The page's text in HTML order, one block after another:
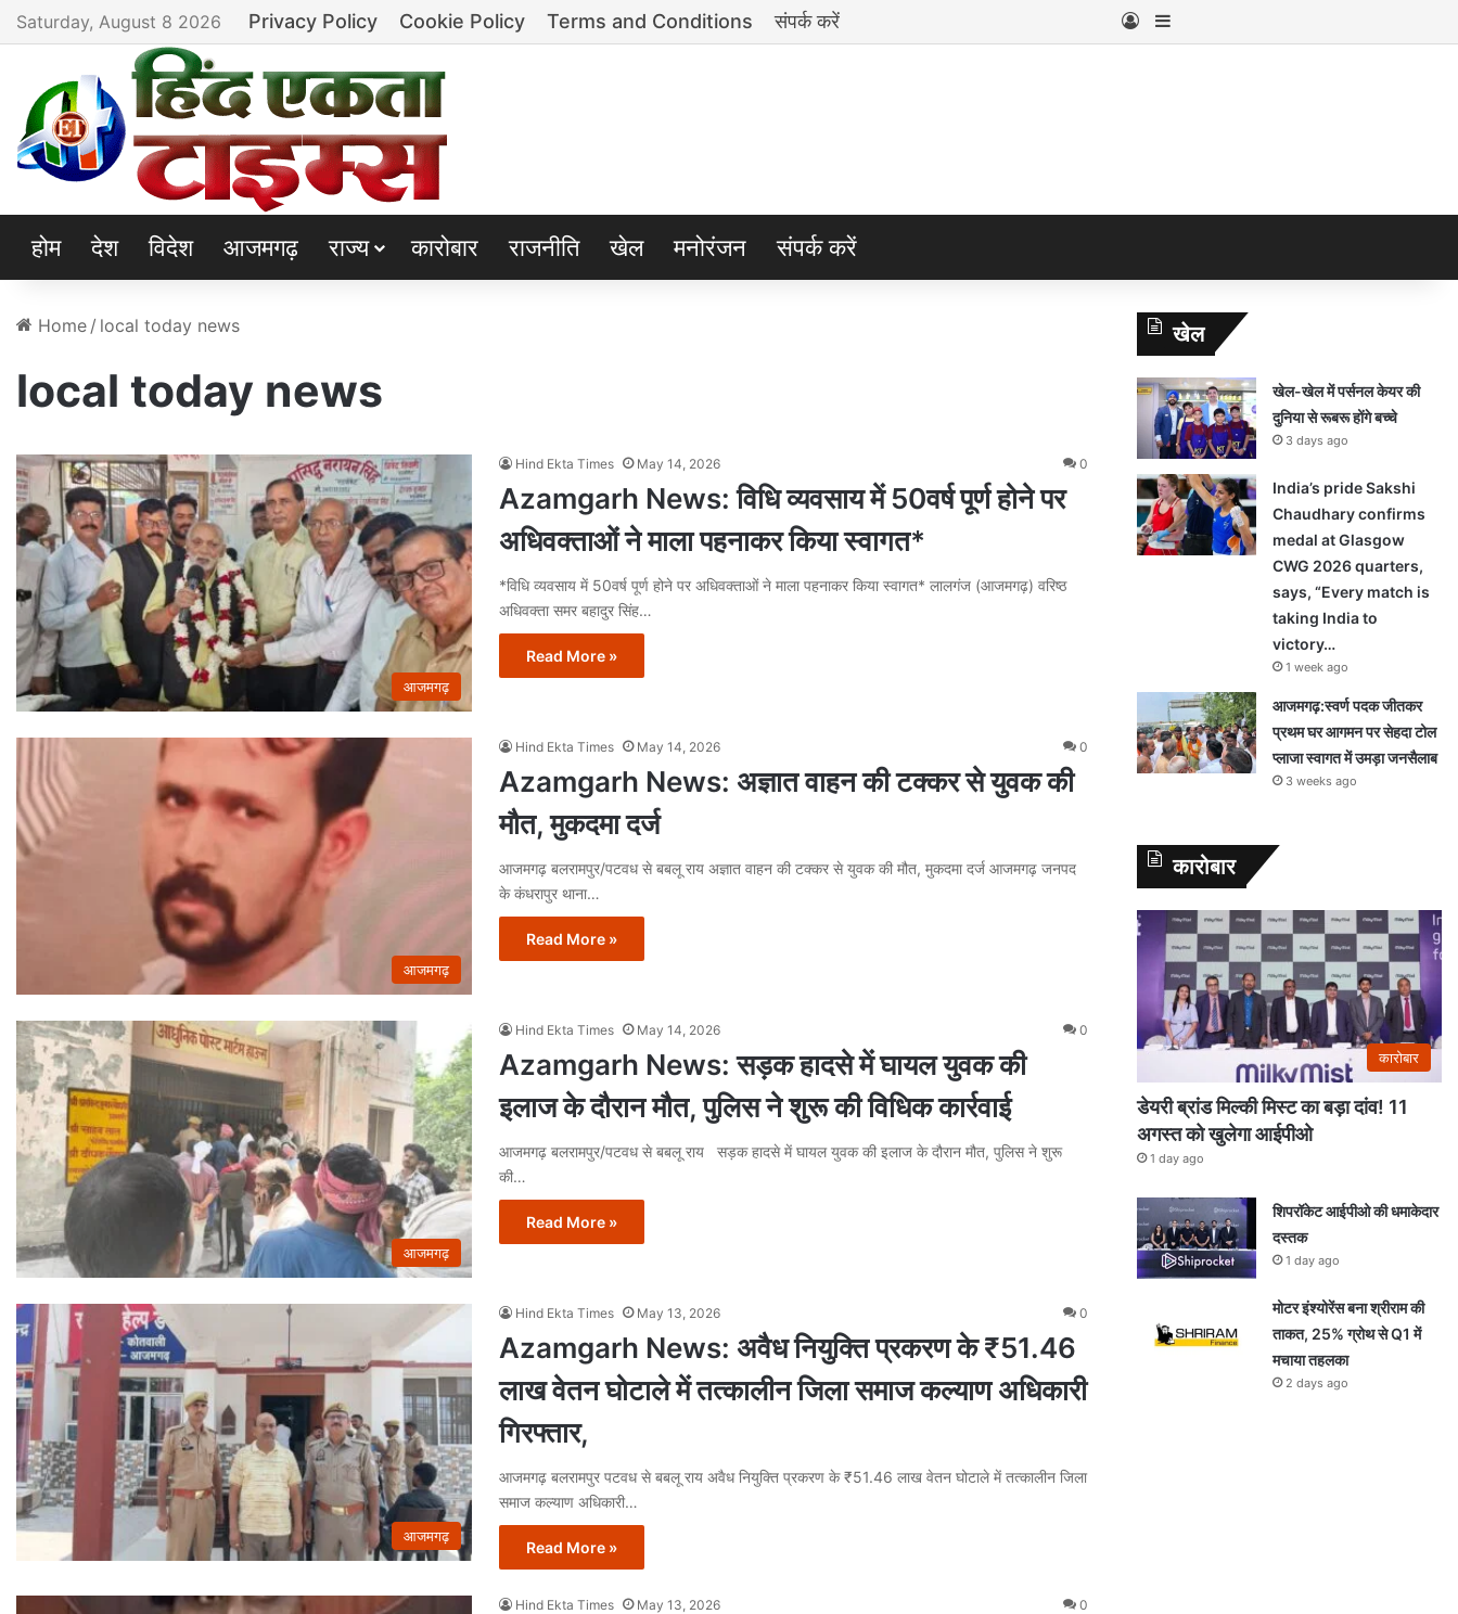
Saturday, August 8 2026 Privacy Policy Cookie Policy Terms and Conditions संपर्क करें Log InSidebar
होम देश विदेश आजमगढ़ राज्य कारोबार राजनीति खेल मनोरंजन संपर्क करें
Home / local today news
local today news
आजमगढ़
Hind Ekta Times May 14, 2026 0
Azamgarh News: विधि व्यवसाय में 50वर्ष पूर्ण होने पर
अधिवक्ताओं ने माला पहनाकर किया स्वागत*
*विधि व्यवसाय में 50वर्ष पूर्ण होने पर अधिवक्ताओं ने माला पहनाकर किया स्वागत* लालगंज (आजमगढ़) वरिष्ठ
अधिवक्ता समर बहादुर सिंह…
Read More »
आजमगढ़
Hind Ekta Times May 14, 2026 0
Azamgarh News: अज्ञात वाहन की टक्कर से युवक की
मौत, मुकदमा दर्ज
आजमगढ़ बलरामपुर/पटवध से बबलू राय अज्ञात वाहन की टक्कर से युवक की मौत, मुकदमा दर्ज आजमगढ़ जनपद
के कंधरापुर थाना…
Read More »
आजमगढ़
Hind Ekta Times May 14, 2026 0
Azamgarh News: सड़क हादसे में घायल युवक की
इलाज के दौरान मौत, पुलिस ने शुरू की विधिक कार्रवाई
आजमगढ़ बलरामपुर/पटवध से बबलू राय सड़क हादसे में घायल युवक की इलाज के दौरान मौत, पुलिस ने शुरू
की…
Read More »
आजमगढ़
Hind Ekta Times May 13, 2026 0
Azamgarh News: अवैध नियुक्ति प्रकरण के ₹51.46
लाख वेतन घोटाले में तत्कालीन जिला समाज कल्याण अधिकारी
गिरफ्तार,
आजमगढ़ बलरामपुर पटवध से बबलू राय अवैध नियुक्ति प्रकरण के ₹51.46 लाख वेतन घोटाले में तत्कालीन जिला
समाज कल्याण अधिकारी…
Read More »
Hind Ekta Times May 13, 2026 0
खेल
खेल-खेल में पर्सनल केयर की
दुनिया से रूबरू होंगे बच्चे
3 days ago
India’s pride Sakshi
Chaudhary confirms
medal at Glasgow
CWG 2026 quarters,
says, “Every match is
taking India to
victory…
1 week ago
आजमगढ़:स्वर्ण पदक जीतकर
प्रथम घर आगमन पर सेहदा टोल
प्लाजा स्वागत में उमड़ा जनसैलाब
3 weeks ago
कारोबार
कारोबार
डेयरी ब्रांड मिल्की मिस्ट का बड़ा दांव! 11
अगस्त को खुलेगा आईपीओ
1 day ago
शिपरॉकेट आईपीओ की धमाकेदार
दस्तक
1 day ago
मोटर इंश्योरेंस बना श्रीराम की
ताकत, 25% ग्रोथ से Q1 में
मचाया तहलका
2 days ago